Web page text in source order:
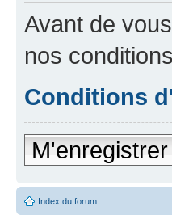
Avant de
nos
Conditions
M'enregistrer
Index du forum